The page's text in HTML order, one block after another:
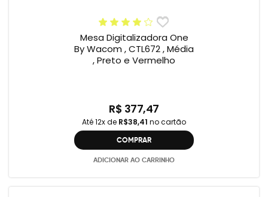
Mesa Digitalizadora One
By Wacom , CTL672 , Média
, Preto e Vermelho
R$ 377,47
Até 12x de R$38,41 no cartão
COMPRAR
ADICIONAR AO CARRINHO